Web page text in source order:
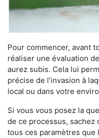
Pour commencer, avant
réaliser une évaluation
aurez subis. Cela lui
précise de l’invasion à
local ou dans votre
Si vous vous posez la
de ce processus, sachez
tous ces paramètres